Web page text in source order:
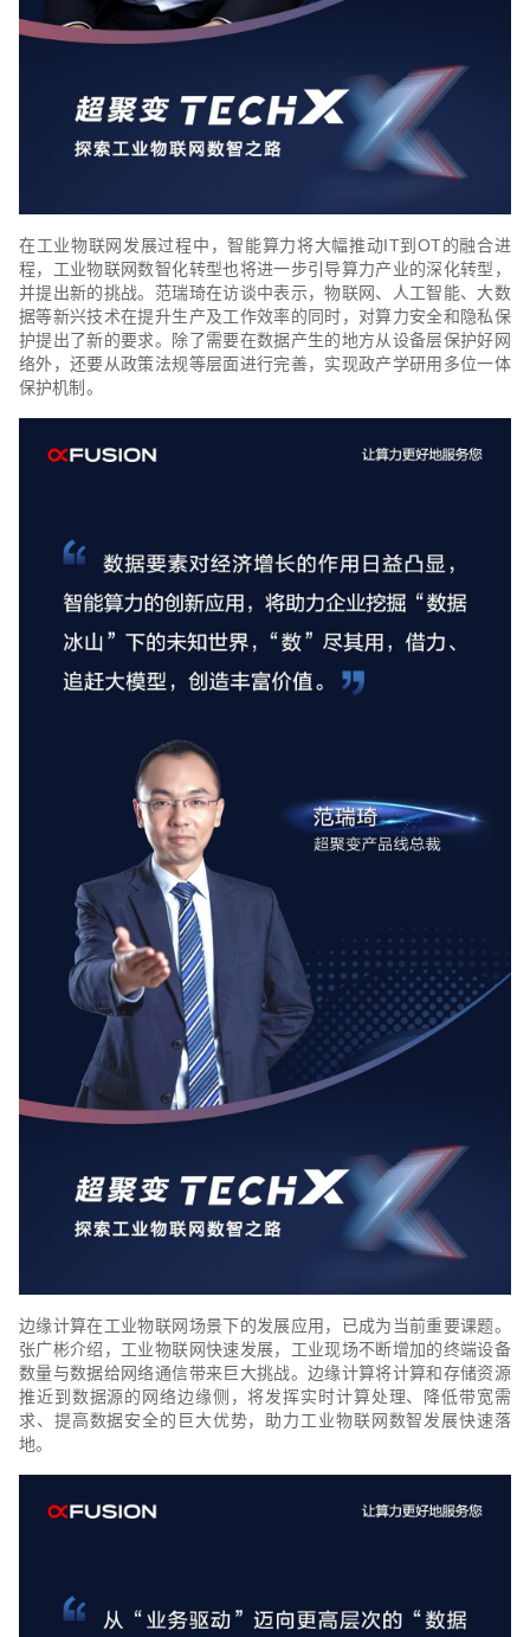
在工业物联网发展过程中，智能算力将大幅推动IT到OT的融合进
程，工业物联网数智化转型也将进一步引导算力产业的深化转型，
并提出新的挑战。范瑞琦在访谈中表示，物联网、人工智能、大数
据等新兴技术在提升生产及工作效率的同时，对算力安全和隐私保
护提出了新的要求。除了需要在数据产生的地方从设备层保护好网
络外，还要从政策法规等层面进行完善，实现政产学研用多位一体
保护机制。
边缘计算在工业物联网场景下的发展应用，已成为当前重要课题。
张广彬介绍，工业物联网快速发展，工业现场不断增加的终端设备
数量与数据给网络通信带来巨大挑战。边缘计算将计算和存储资源
推近到数据源的网络边缘侧，将发挥实时计算处理、降低带宽需
求、提高数据安全的巨大优势，助力工业物联网数智发展快速落
地。